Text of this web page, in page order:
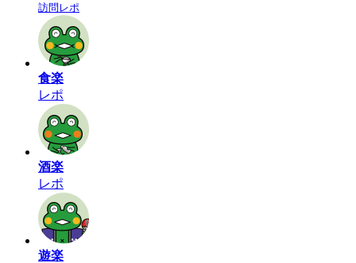
訪問レポ
食楽
レポ
酒楽
レポ
遊楽